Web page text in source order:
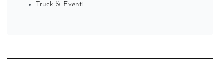
Truck & Eventi